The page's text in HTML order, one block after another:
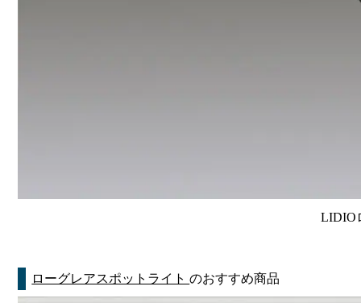
LIDIO
ローグレアスポットライトのおすすめ商品